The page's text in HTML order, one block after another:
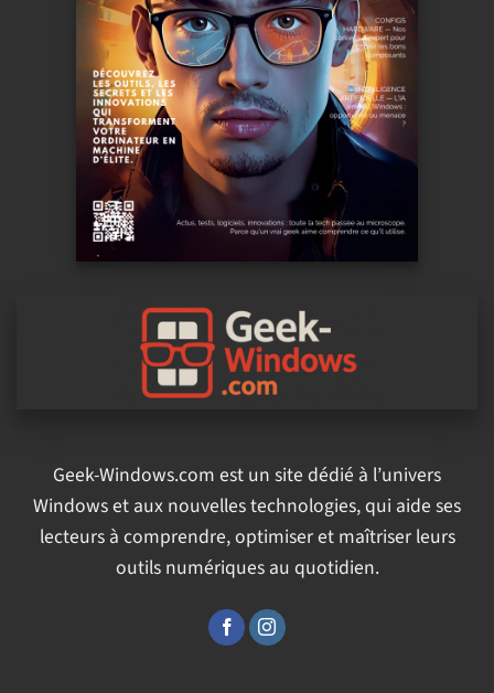
Geek-Windows.com est un site dédié à l’univers
Windows et aux nouvelles technologies, qui aide ses
lecteurs à comprendre, optimiser et maîtriser leurs
outils numériques au quotidien.